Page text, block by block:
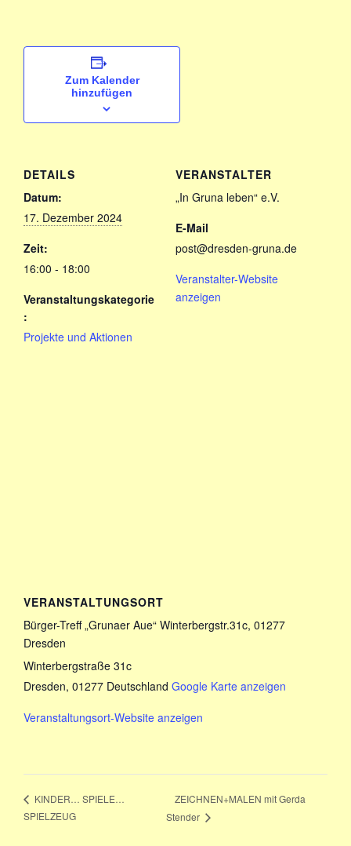
Zum Kalender
hinzufügen
DETAILS
Datum:
17. Dezember 2024
Zeit:
16:00 - 18:00
Veranstaltungskategorie
:
Projekte und Aktionen
VERANSTALTER
„In Gruna leben“ e.V.
E-Mail
post@dresden-gruna.de
Veranstalter-Website
anzeigen
VERANSTALTUNGSORT
Bürger-Treff „Grunaer Aue“ Winterbergstr.31c, 01277
Dresden
Winterbergstraße 31c
Dresden, 01277 Deutschland Google Karte anzeigen
Veranstaltungsort-Website anzeigen
KINDER… SPIELE…
SPIELZEUG
ZEICHNEN+MALEN mit Gerda
Stender